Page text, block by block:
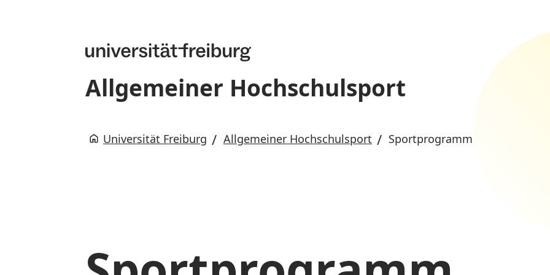
Allgemeiner Hochschulsport
Universität Freiburg Allgemeiner Hochschulsport Sportprogramm